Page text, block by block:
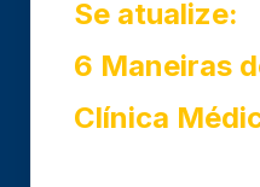
Se atualize:
6 Maneiras
Clínica